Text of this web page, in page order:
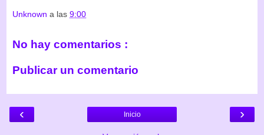
Unknown a las 9:00
No hay comentarios :
Publicar un comentario
‹ ›
Inicio